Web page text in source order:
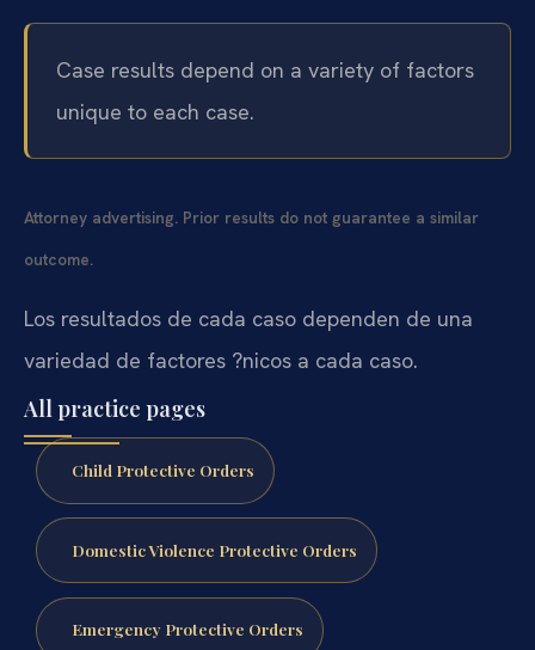
Case results depend on a variety of factors
unique to each case.
Attorney advertising. Prior results do not guarantee a similar
outcome.
Los resultados de cada caso dependen de una
variedad de factores ?nicos a cada caso.
All practice pages
Child Protective Orders
Domestic Violence Protective Orders
Emergency Protective Orders